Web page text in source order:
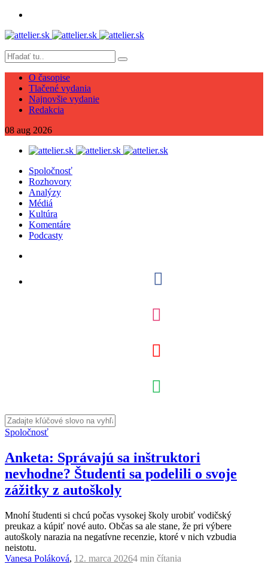
O časopise
Tlačené vydania
Najnovšie vydanie
Redakcia
08 aug 2026
Spoločnosť
Rozhovory
Analýzy
Médiá
Kultúra
Komentáre
Podcasty
Spoločnosť
Anketa: Správajú sa inštruktori
nevhodne? Študenti sa podelili o svoje
zážitky z autoškoly
Mnohí študenti si chcú počas vysokej školy urobiť vodičský
preukaz a kúpiť nové auto. Občas sa ale stane, že pri výbere
autoškoly narazia na negatívne recenzie, ktoré v nich vzbudia
neistotu.
Vanesa Poláková, 12. marca 20264 min čítania